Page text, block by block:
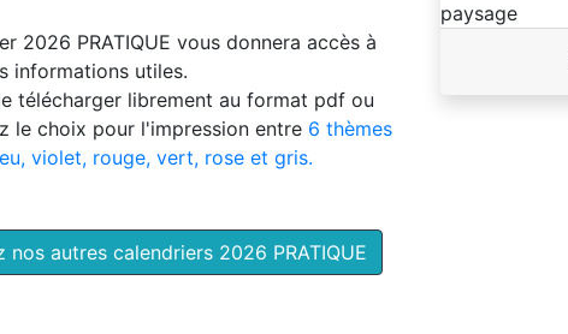
2026 PRATIQUE vous donnera accès à
informations utiles.
télécharger librement au format pdf ou
le choix pour l'impression entre 6 thèmes
violet, rouge, vert, rose et gris.
nos autres calendriers 2026 PRATIQUE